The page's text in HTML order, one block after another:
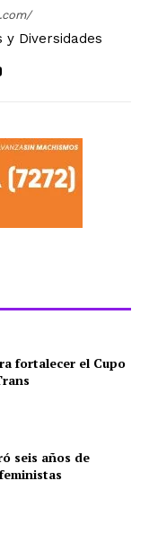
y Diversidades
fortalecer el Cupo
seis años de